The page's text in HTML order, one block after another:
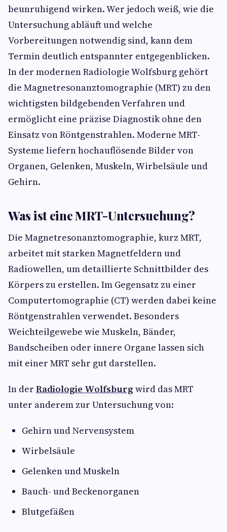
beunruhigend wirken. Wer jedoch weiß, wie die
Untersuchung abläuft und welche
Vorbereitungen notwendig sind, kann dem
Termin deutlich entspannter entgegenblicken.
In der modernen Radiologie Wolfsburg gehört
die Magnetresonanztomographie (MRT) zu den
wichtigsten bildgebenden Verfahren und
ermöglicht eine präzise Diagnostik ohne den
Einsatz von Röntgenstrahlen. Moderne MRT-
Systeme liefern hochauflösende Bilder von
Organen, Gelenken, Muskeln, Wirbelsäule und
Gehirn.
Was ist eine MRT-Untersuchung?
Die Magnetresonanztomographie, kurz MRT,
arbeitet mit starken Magnetfeldern und
Radiowellen, um detaillierte Schnittbilder des
Körpers zu erstellen. Im Gegensatz zu einer
Computertomographie (CT) werden dabei keine
Röntgenstrahlen verwendet. Besonders
Weichteilgewebe wie Muskeln, Bänder,
Bandscheiben oder innere Organe lassen sich
mit einer MRT sehr gut darstellen.
In der Radiologie Wolfsburg wird das MRT
unter anderem zur Untersuchung von:
Gehirn und Nervensystem
Wirbelsäule
Gelenken und Muskeln
Bauch- und Beckenorganen
Blutgefäßen